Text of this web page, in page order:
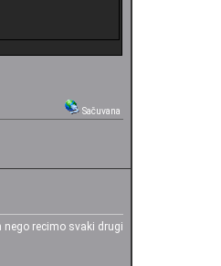
Sačuvana
nego recimo svaki drugi